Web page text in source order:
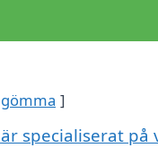
gömma
specialiserat